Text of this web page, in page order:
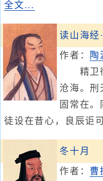
全文...
读山海经
作者： 陶
精卫衔
沧海。刑
固常在。
徒设在昔心，良辰讵
冬十月
作者： 曹